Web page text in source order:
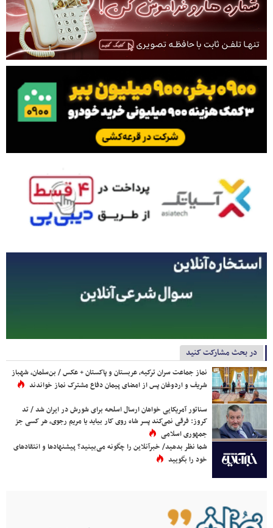
در بحث مشارکت کنید
نماز جماعت سران ترکیه، عربستان و پاکستان + عکس / بن‌سلمان، شهباز
شریف و اردوغان پس از امضای پیمان دفاع مشترک نماز خواندند
سناتور آمریکایی خواهان ارسال اسلحه برای شورش در ایران شد / تد
کروز: فرقی نمی‌کند پسر شاه روی کار بیاید یا مریم رجوی، هر کسی جز
جمهوری اسلامی
شما نظر بدهید/ خبرآنلاین را چگونه می‌بینید؟ پیشنهادها و انتقادهای
خود را بگویید